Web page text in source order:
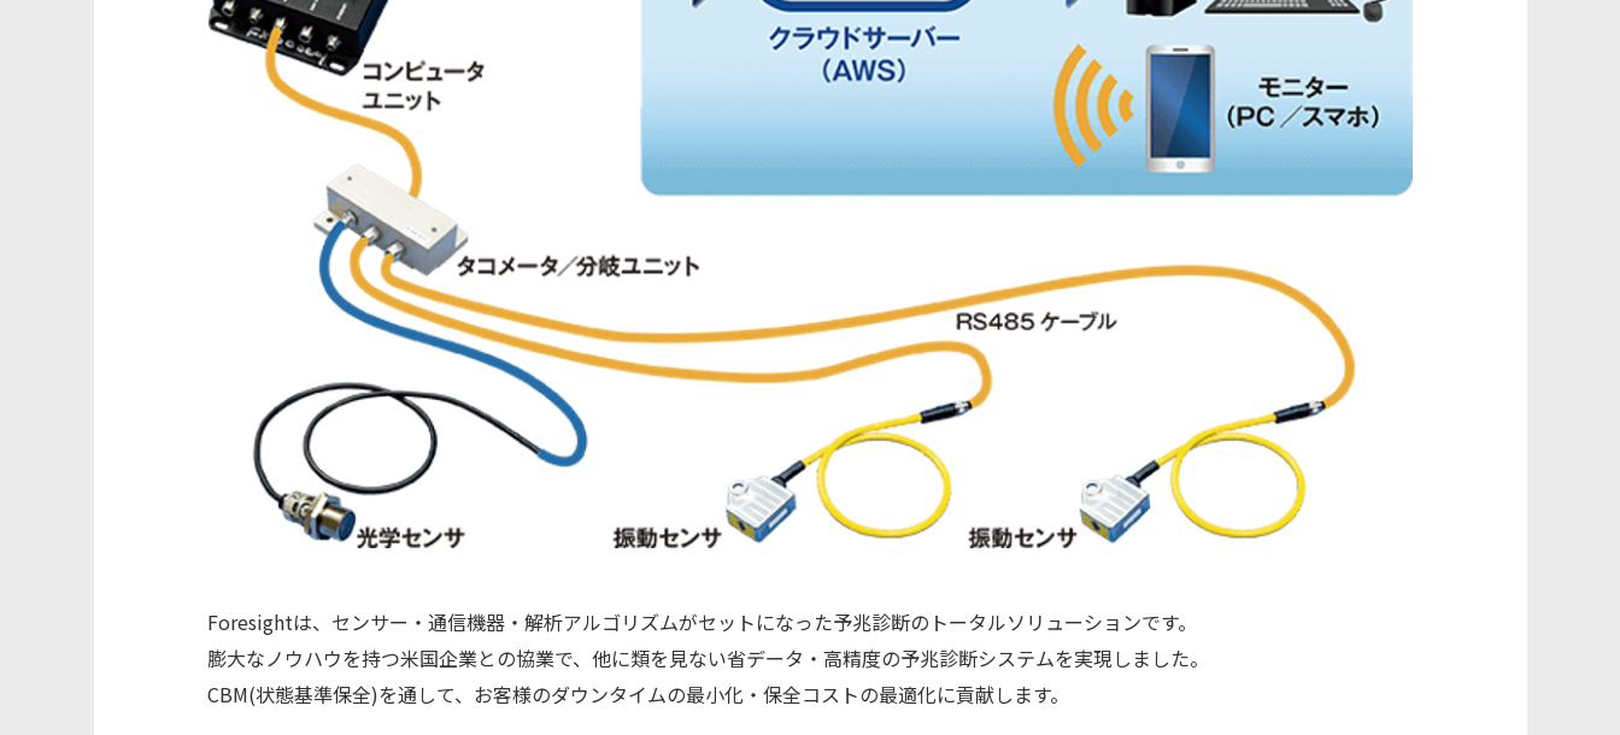
Foresightは、センサー・通信機器・解析アルゴリズムがセットになった予兆診断のトータルソリューションです。
膨大なノウハウを持つ米国企業との協業で、他に類を見ない省データ・高精度の予兆診断システムを実現しました。
CBM(状態基準保全)を通して、お客様のダウンタイムの最小化・保全コストの最適化に貢献します。